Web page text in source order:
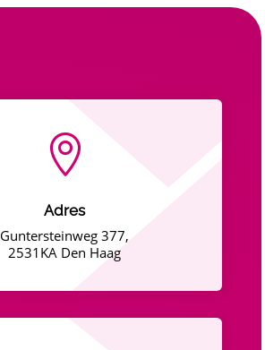

Adres
Guntersteinweg 377,
2531KA Den Haag